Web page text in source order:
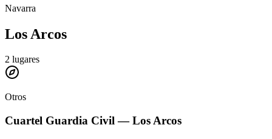
Navarra
Los Arcos
2 lugares
Otros
Cuartel Guardia Civil — Los Arcos